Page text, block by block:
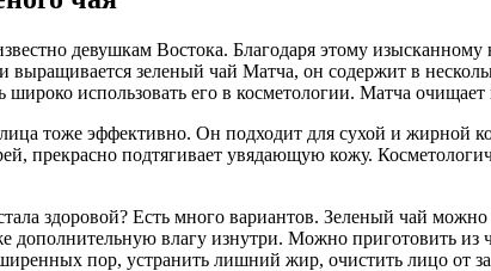
девушкам Востока. Благодаря этому
зеленый чай Матча, он содержит в
использовать его в косметологии. Матча
лица тоже эффективно. Он подходит для сухой и
прекрасно подтягивает увядающую кожу.
здоровой? Есть много вариантов. Зеленый чай
дополнительную влагу изнутри. Можно приготовить
пор, устранить лишний жир, очистить лицо от